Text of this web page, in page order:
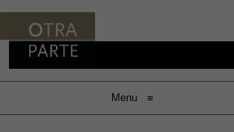
Menu ≡